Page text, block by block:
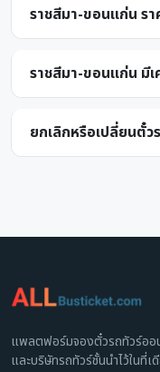
ราชสีมา-ขอนแก่น รา
ราชสีมา-ขอนแก่น มี
ยกเลิกหรือเปลี่ยนตั๋
แพลตฟอร์มจองตั๋วรถทัวร์ออ
และบริษัทรถทัวร์ชั้นนำไว้ในที่เ